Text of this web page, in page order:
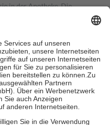
in der Apotheke. Die
in der Regel die
einen Teil davon als Zuzahlung
in Höhe von zehn
jedochfünf Euround
nie mehr als die tatsächlichen
für Online-Apotheken.
beträgt die
sowie zehn Euro je